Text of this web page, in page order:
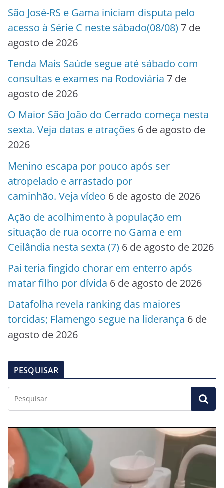
São José-RS e Gama iniciam disputa pelo
acesso à Série C neste sábado(08/08) 7 de
agosto de 2026
Tenda Mais Saúde segue até sábado com
consultas e exames na Rodoviária 7 de
agosto de 2026
O Maior São João do Cerrado começa nesta
sexta. Veja datas e atrações 6 de agosto de
2026
Menino escapa por pouco após ser
atropelado e arrastado por
caminhão. Veja vídeo 6 de agosto de 2026
Ação de acolhimento à população em
situação de rua ocorre no Gama e em
Ceilândia nesta sexta (7) 6 de agosto de 2026
Pai teria fingido chorar em enterro após
matar filho por dívida 6 de agosto de 2026
Datafolha revela ranking das maiores
torcidas; Flamengo segue na liderança 6 de
agosto de 2026
PESQUISAR